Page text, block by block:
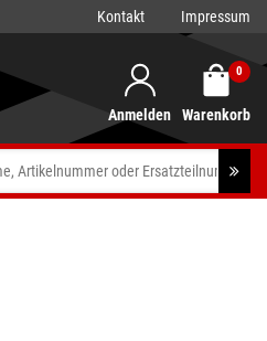
Kontakt Impressum
Anmelden
0
Warenkorb